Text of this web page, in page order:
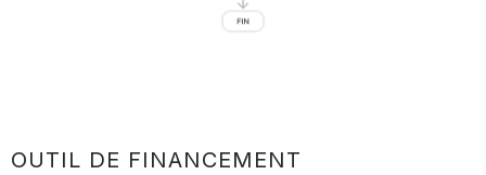
OUTIL DE FINANCEMENT